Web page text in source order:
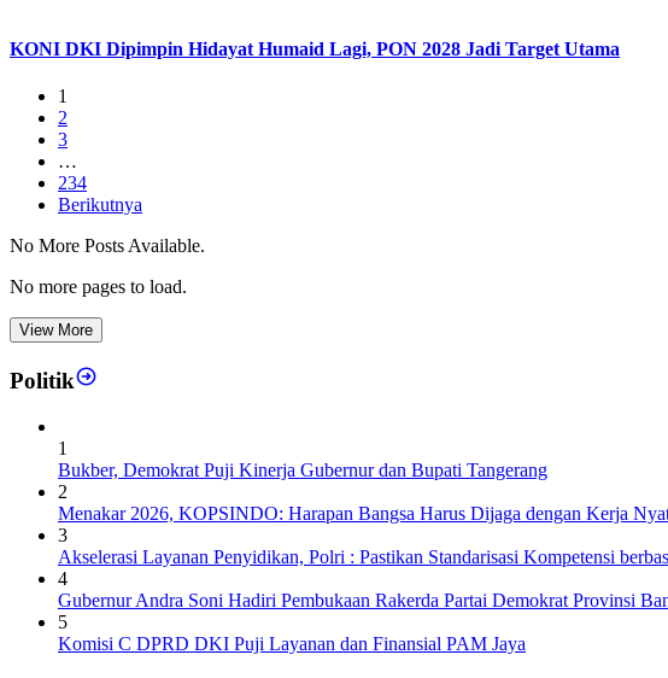
KONI DKI Dipimpin Hidayat Humaid Lagi, PON 2028 Jadi Target Utama
1
2
3
…
234
Berikutnya
No More Posts Available.
No more pages to load.
View More
Politik
1
Bukber, Demokrat Puji Kinerja Gubernur dan Bupati Tangerang
2
Menakar 2026, KOPSINDO: Harapan Bangsa Harus Dijaga dengan Kerja
3
Akselerasi Layanan Penyidikan, Polri : Pastikan Standarisasi Kompetensi
4
Gubernur Andra Soni Hadiri Pembukaan Rakerda Partai Demokrat Provinsi
5
Komisi C DPRD DKI Puji Layanan dan Finansial PAM Jaya